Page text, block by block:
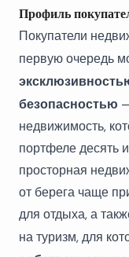
Профиль
Покупатели
первую очередь
безопасностью
недвижимость,
портфеле десять
просторная
от берега чаще
для отдыха, а
на туризм, для